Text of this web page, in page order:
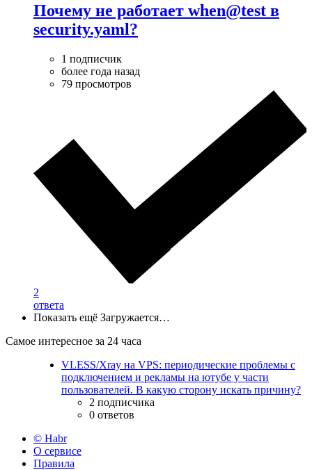
Почему не работает when@test в
security.yaml?
1 подписчик
более года назад
79 просмотров
2
ответа
Показать ещё Загружается…
Самое интересное за 24 часа
VLESS/Xray на VPS: периодические проблемы с
подключением и рекламы на ютубе у части
пользователей. В какую сторону искать причину?
2 подписчика
0 ответов
© Habr
О сервисе
Правила